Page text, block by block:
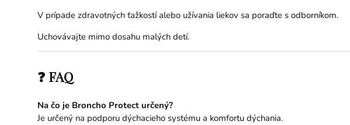
V prípade zdravotných ťažkostí alebo užívania liekov sa poraďte s odborníkom.
Uchovávajte mimo dosahu malých detí.
❓ FAQ
Na čo je Broncho Protect určený?
Je určený na podporu dýchacieho systému a komfortu dýchania.